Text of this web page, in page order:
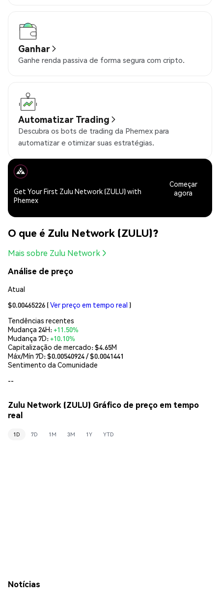
Ganhar
Ganhe renda passiva de forma segura com cripto.
Automatizar Trading
Descubra os bots de trading da Phemex para
automatizar e otimizar suas estratégias.
Get Your First Zulu Network (ZULU) with
Phemex
Começar
agora
O que é Zulu Network (ZULU)?
Mais sobre Zulu Network
Análise de preço
Atual
$0.00465226 (Ver preço em tempo real )
Tendências recentes
Mudança 24H:+11.50%
Mudança 7D:+10.10%
Capitalização de mercado:$4.65M
Máx/Mín 7D: $0.00540924/ $0.0041441
Sentimento da Comunidade
--
Zulu Network (ZULU) Gráfico de preço em tempo
real
1D 7D 1M 3M 1Y YTD
Notícias